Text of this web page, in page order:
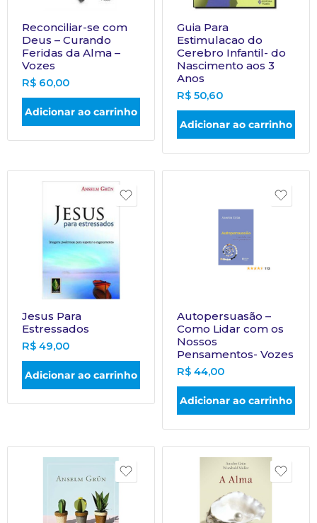
Reconciliar-se com
Deus – Curando
Feridas da Alma –
Vozes
R$ 60,00
Adicionar ao carrinho
Guia Para
Estimulacao do
Cerebro Infantil- do
Nascimento aos 3
Anos
R$ 50,60
Adicionar ao carrinho
Jesus Para
Estressados
R$ 49,00
Adicionar ao carrinho
Autopersuasão –
Como Lidar com os
Nossos
Pensamentos- Vozes
R$ 44,00
Adicionar ao carrinho